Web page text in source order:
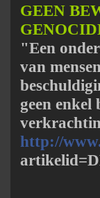
GEEN
"Een
van
geen enkel
http://